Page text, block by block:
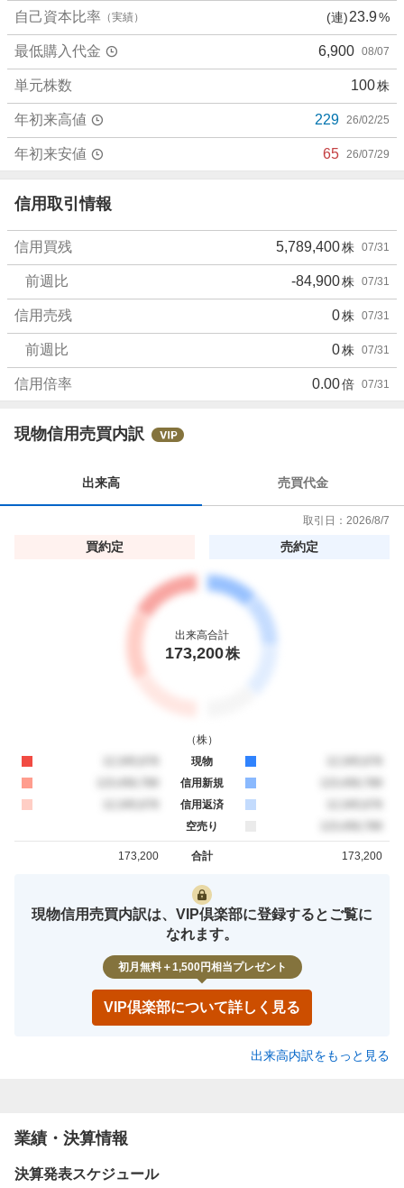
7
%
、
売
り
た
い
0
%
、
強
く
売
り
た
い
8
.
8
%
自己資本比率 （実績） (連)23.9%
最低購入代金 6,900 08/07
単元株数 100株
年初来高値 229 26/02/25
年初来安値 65 26/07/29
信用取引情報
信用買残 5,789,400株 07/31
前週比 -84,900株 07/31
信用売残 0株 07/31
前週比 0株 07/31
信用倍率 0.00倍 07/31
現物信用売買内訳
出来高 売買代金
取引日： 2026/8/7
買約定 売約定
出来高合計
173,200株
（株）
現物
信用新規
信用返済
空売り
合計
173,200 173,200
現物信用売買内訳は、VIP倶楽部に登録するとご覧に
なれます。
初月無料＋1,500円相当プレゼント
VIP倶楽部について詳しく見る
出来高内訳をもっと見る
業績・決算情報
決算発表スケジュール